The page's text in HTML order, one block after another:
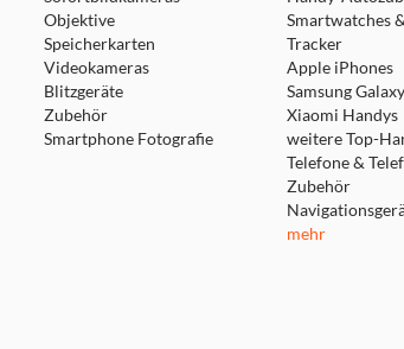
Objektive
Speicherkarten
Videokameras
Blitzgeräte
Zubehör
Smartphone Fotografie
Smartwatches
Tracker
Apple iPhones
Samsung
Xiaomi Handys
weitere Top-
Telefone &
Zubehör
mehr